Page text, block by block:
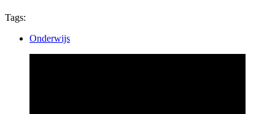
Tags:
Onderwijs